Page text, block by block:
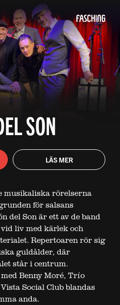
SON
LÄS MER
musikaliska rörelserna
för salsans
del Son är ett av de band
liv med kärlek och
Repertoaren rör sig
guldålder, där
står i centrum.
Benny Moré, Trío
Social Club blandas
anda.